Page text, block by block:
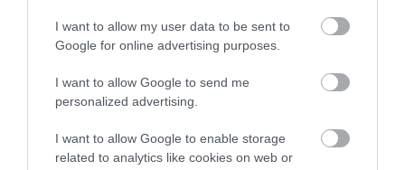
I want to allow my user data to be sent to
Google for online advertising purposes.
I want to allow Google to send me
personalized advertising.
I want to allow Google to enable storage
related to analytics like cookies on web or
tükrözik. A szerkesztőség mindössze a hírek publikációjával foglalkozik, a
kommenteket nem tudja befolyásolni - azok az olvasók személyes véleményét
tartalmazzák.
tartásával kommenteljenek!